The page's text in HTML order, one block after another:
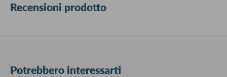
Recensioni prodotto
Potrebbero interessarti